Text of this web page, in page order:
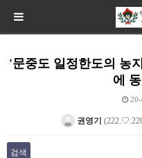
'문중도 일정한도의 농
에
20-
권영기
검색